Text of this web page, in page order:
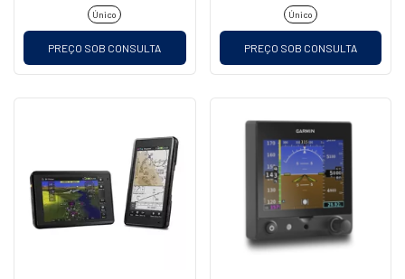
Único
PREÇO SOB CONSULTA
Único
PREÇO SOB CONSULTA